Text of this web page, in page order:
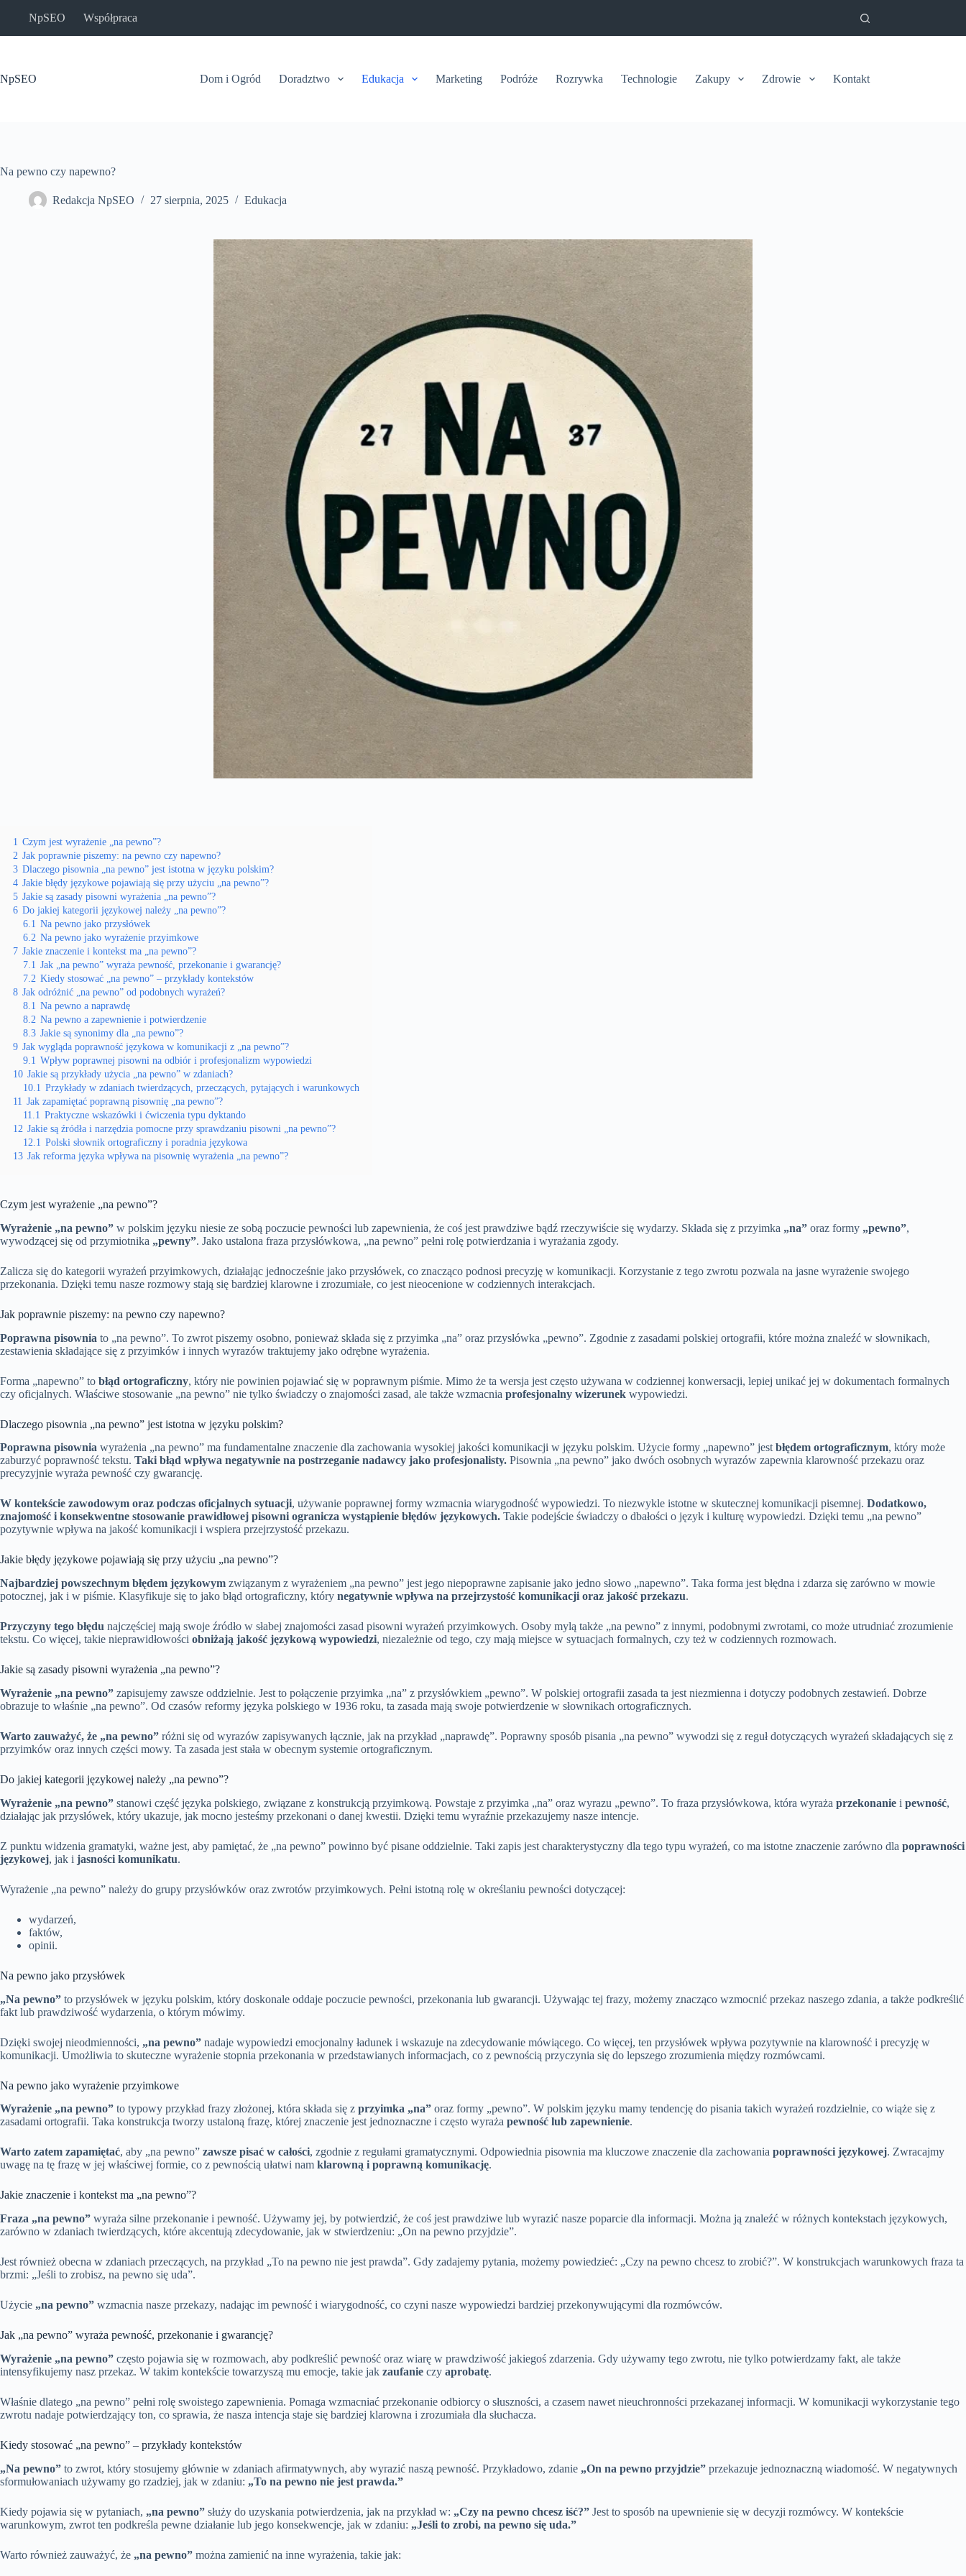
NpSEO Współpraca
NpSEO Dom i Ogród Doradztwo Edukacja Marketing Podróże Rozrywka Technologie Zakupy Zdrowie Kontakt
Na pewno czy napewno?
Redakcja NpSEO 27 sierpnia, 2025 Edukacja
1 Czym jest wyrażenie „na pewno”?
2 Jak poprawnie piszemy: na pewno czy napewno?
3 Dlaczego pisownia „na pewno” jest istotna w języku polskim?
4 Jakie błędy językowe pojawiają się przy użyciu „na pewno”?
5 Jakie są zasady pisowni wyrażenia „na pewno”?
6 Do jakiej kategorii językowej należy „na pewno”?
6.1 Na pewno jako przysłówek
6.2 Na pewno jako wyrażenie przyimkowe
7 Jakie znaczenie i kontekst ma „na pewno”?
7.1 Jak „na pewno” wyraża pewność, przekonanie i gwarancję?
7.2 Kiedy stosować „na pewno” – przykłady kontekstów
8 Jak odróżnić „na pewno” od podobnych wyrażeń?
8.1 Na pewno a naprawdę
8.2 Na pewno a zapewnienie i potwierdzenie
8.3 Jakie są synonimy dla „na pewno”?
9 Jak wygląda poprawność językowa w komunikacji z „na pewno”?
9.1 Wpływ poprawnej pisowni na odbiór i profesjonalizm wypowiedzi
10 Jakie są przykłady użycia „na pewno” w zdaniach?
10.1 Przykłady w zdaniach twierdzących, przeczących, pytających i warunkowych
11 Jak zapamiętać poprawną pisownię „na pewno”?
11.1 Praktyczne wskazówki i ćwiczenia typu dyktando
12 Jakie są źródła i narzędzia pomocne przy sprawdzaniu pisowni „na pewno”?
12.1 Polski słownik ortograficzny i poradnia językowa
13 Jak reforma języka wpływa na pisownię wyrażenia „na pewno”?
Czym jest wyrażenie „na pewno”?
Wyrażenie „na pewno” w polskim języku niesie ze sobą poczucie pewności lub zapewnienia, że coś jest prawdziwe bądź rzeczywiście się wydarzy. Składa się z przyimka „na” oraz formy „pewno”,
wywodzącej się od przymiotnika „pewny”. Jako ustalona fraza przysłówkowa, „na pewno” pełni rolę potwierdzania i wyrażania zgody.
Zalicza się do kategorii wyrażeń przyimkowych, działając jednocześnie jako przysłówek, co znacząco podnosi precyzję w komunikacji. Korzystanie z tego zwrotu pozwala na jasne wyrażenie swojego
przekonania. Dzięki temu nasze rozmowy stają się bardziej klarowne i zrozumiałe, co jest nieocenione w codziennych interakcjach.
Jak poprawnie piszemy: na pewno czy napewno?
Poprawna pisownia to „na pewno”. To zwrot piszemy osobno, ponieważ składa się z przyimka „na” oraz przysłówka „pewno”. Zgodnie z zasadami polskiej ortografii, które można znaleźć w słownikach,
zestawienia składające się z przyimków i innych wyrazów traktujemy jako odrębne wyrażenia.
Forma „napewno” to błąd ortograficzny, który nie powinien pojawiać się w poprawnym piśmie. Mimo że ta wersja jest często używana w codziennej konwersacji, lepiej unikać jej w dokumentach formalnych
czy oficjalnych. Właściwe stosowanie „na pewno” nie tylko świadczy o znajomości zasad, ale także wzmacnia profesjonalny wizerunek wypowiedzi.
Dlaczego pisownia „na pewno” jest istotna w języku polskim?
Poprawna pisownia wyrażenia „na pewno” ma fundamentalne znaczenie dla zachowania wysokiej jakości komunikacji w języku polskim. Użycie formy „napewno” jest błędem ortograficznym, który może
zaburzyć poprawność tekstu. Taki błąd wpływa negatywnie na postrzeganie nadawcy jako profesjonalisty. Pisownia „na pewno” jako dwóch osobnych wyrazów zapewnia klarowność przekazu oraz
precyzyjnie wyraża pewność czy gwarancję.
W kontekście zawodowym oraz podczas oficjalnych sytuacji, używanie poprawnej formy wzmacnia wiarygodność wypowiedzi. To niezwykle istotne w skutecznej komunikacji pisemnej. Dodatkowo,
znajomość i konsekwentne stosowanie prawidłowej pisowni ogranicza wystąpienie błędów językowych. Takie podejście świadczy o dbałości o język i kulturę wypowiedzi. Dzięki temu „na pewno”
pozytywnie wpływa na jakość komunikacji i wspiera przejrzystość przekazu.
Jakie błędy językowe pojawiają się przy użyciu „na pewno”?
Najbardziej powszechnym błędem językowym związanym z wyrażeniem „na pewno” jest jego niepoprawne zapisanie jako jedno słowo „napewno”. Taka forma jest błędna i zdarza się zarówno w mowie
potocznej, jak i w piśmie. Klasyfikuje się to jako błąd ortograficzny, który negatywnie wpływa na przejrzystość komunikacji oraz jakość przekazu.
Przyczyny tego błędu najczęściej mają swoje źródło w słabej znajomości zasad pisowni wyrażeń przyimkowych. Osoby mylą także „na pewno” z innymi, podobnymi zwrotami, co może utrudniać zrozumienie
tekstu. Co więcej, takie nieprawidłowości obniżają jakość językową wypowiedzi, niezależnie od tego, czy mają miejsce w sytuacjach formalnych, czy też w codziennych rozmowach.
Jakie są zasady pisowni wyrażenia „na pewno”?
Wyrażenie „na pewno” zapisujemy zawsze oddzielnie. Jest to połączenie przyimka „na” z przysłówkiem „pewno”. W polskiej ortografii zasada ta jest niezmienna i dotyczy podobnych zestawień. Dobrze
obrazuje to właśnie „na pewno”. Od czasów reformy języka polskiego w 1936 roku, ta zasada mają swoje potwierdzenie w słownikach ortograficznych.
Warto zauważyć, że „na pewno” różni się od wyrazów zapisywanych łącznie, jak na przykład „naprawdę”. Poprawny sposób pisania „na pewno” wywodzi się z reguł dotyczących wyrażeń składających się z
przyimków oraz innych części mowy. Ta zasada jest stała w obecnym systemie ortograficznym.
Do jakiej kategorii językowej należy „na pewno”?
Wyrażenie „na pewno” stanowi część języka polskiego, związane z konstrukcją przyimkową. Powstaje z przyimka „na” oraz wyrazu „pewno”. To fraza przysłówkowa, która wyraża przekonanie i pewność,
działając jak przysłówek, który ukazuje, jak mocno jesteśmy przekonani o danej kwestii. Dzięki temu wyraźnie przekazujemy nasze intencje.
Z punktu widzenia gramatyki, ważne jest, aby pamiętać, że „na pewno” powinno być pisane oddzielnie. Taki zapis jest charakterystyczny dla tego typu wyrażeń, co ma istotne znaczenie zarówno dla poprawności
językowej, jak i jasności komunikatu.
Wyrażenie „na pewno” należy do grupy przysłówków oraz zwrotów przyimkowych. Pełni istotną rolę w określaniu pewności dotyczącej:
wydarzeń,
faktów,
opinii.
Na pewno jako przysłówek
„Na pewno” to przysłówek w języku polskim, który doskonale oddaje poczucie pewności, przekonania lub gwarancji. Używając tej frazy, możemy znacząco wzmocnić przekaz naszego zdania, a także podkreślić
fakt lub prawdziwość wydarzenia, o którym mówimy.
Dzięki swojej nieodmienności, „na pewno” nadaje wypowiedzi emocjonalny ładunek i wskazuje na zdecydowanie mówiącego. Co więcej, ten przysłówek wpływa pozytywnie na klarowność i precyzję w
komunikacji. Umożliwia to skuteczne wyrażenie stopnia przekonania w przedstawianych informacjach, co z pewnością przyczynia się do lepszego zrozumienia między rozmówcami.
Na pewno jako wyrażenie przyimkowe
Wyrażenie „na pewno” to typowy przykład frazy złożonej, która składa się z przyimka „na” oraz formy „pewno”. W polskim języku mamy tendencję do pisania takich wyrażeń rozdzielnie, co wiąże się z
zasadami ortografii. Taka konstrukcja tworzy ustaloną frazę, której znaczenie jest jednoznaczne i często wyraża pewność lub zapewnienie.
Warto zatem zapamiętać, aby „na pewno” zawsze pisać w całości, zgodnie z regułami gramatycznymi. Odpowiednia pisownia ma kluczowe znaczenie dla zachowania poprawności językowej. Zwracajmy
uwagę na tę frazę w jej właściwej formie, co z pewnością ułatwi nam klarowną i poprawną komunikację.
Jakie znaczenie i kontekst ma „na pewno”?
Fraza „na pewno” wyraża silne przekonanie i pewność. Używamy jej, by potwierdzić, że coś jest prawdziwe lub wyrazić nasze poparcie dla informacji. Można ją znaleźć w różnych kontekstach językowych,
zarówno w zdaniach twierdzących, które akcentują zdecydowanie, jak w stwierdzeniu: „On na pewno przyjdzie”.
Jest również obecna w zdaniach przeczących, na przykład „To na pewno nie jest prawda”. Gdy zadajemy pytania, możemy powiedzieć: „Czy na pewno chcesz to zrobić?”. W konstrukcjach warunkowych fraza ta
brzmi: „Jeśli to zrobisz, na pewno się uda”.
Użycie „na pewno” wzmacnia nasze przekazy, nadając im pewność i wiarygodność, co czyni nasze wypowiedzi bardziej przekonywującymi dla rozmówców.
Jak „na pewno” wyraża pewność, przekonanie i gwarancję?
Wyrażenie „na pewno” często pojawia się w rozmowach, aby podkreślić pewność oraz wiarę w prawdziwość jakiegoś zdarzenia. Gdy używamy tego zwrotu, nie tylko potwierdzamy fakt, ale także
intensyfikujemy nasz przekaz. W takim kontekście towarzyszą mu emocje, takie jak zaufanie czy aprobatę.
Właśnie dlatego „na pewno” pełni rolę swoistego zapewnienia. Pomaga wzmacniać przekonanie odbiorcy o słuszności, a czasem nawet nieuchronności przekazanej informacji. W komunikacji wykorzystanie tego
zwrotu nadaje potwierdzający ton, co sprawia, że nasza intencja staje się bardziej klarowna i zrozumiała dla słuchacza.
Kiedy stosować „na pewno” – przykłady kontekstów
„Na pewno” to zwrot, który stosujemy głównie w zdaniach afirmatywnych, aby wyrazić naszą pewność. Przykładowo, zdanie „On na pewno przyjdzie” przekazuje jednoznaczną wiadomość. W negatywnych
sformułowaniach używamy go rzadziej, jak w zdaniu: „To na pewno nie jest prawda.”
Kiedy pojawia się w pytaniach, „na pewno” służy do uzyskania potwierdzenia, jak na przykład w: „Czy na pewno chcesz iść?” Jest to sposób na upewnienie się w decyzji rozmówcy. W kontekście
warunkowym, zwrot ten podkreśla pewne działanie lub jego konsekwencje, jak w zdaniu: „Jeśli to zrobi, na pewno się uda.”
Warto również zauważyć, że „na pewno” można zamienić na inne wyrażenia, takie jak: